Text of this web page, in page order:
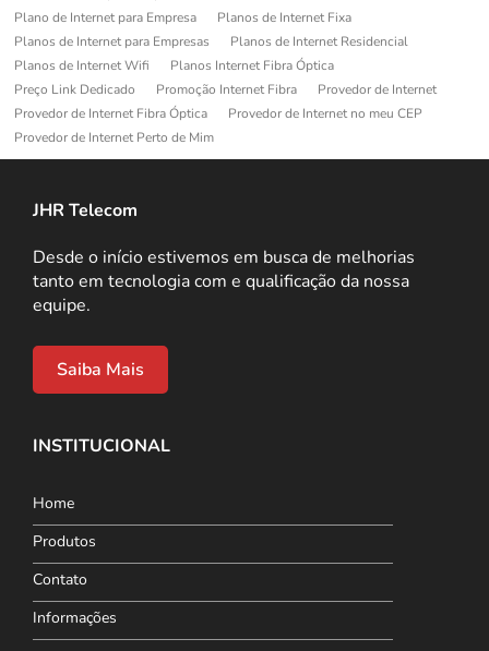
Plano de Internet para Empresa
Planos de Internet Fixa
Planos de Internet para Empresas
Planos de Internet Residencial
Planos de Internet Wifi
Planos Internet Fibra Óptica
Preço Link Dedicado
Promoção Internet Fibra
Provedor de Internet
Provedor de Internet Fibra Óptica
Provedor de Internet no meu CEP
Provedor de Internet Perto de Mim
JHR Telecom
Desde o início estivemos em busca de melhorias
tanto em tecnologia com e qualificação da nossa
equipe.
Saiba Mais
INSTITUCIONAL
Home
Produtos
Contato
Informações